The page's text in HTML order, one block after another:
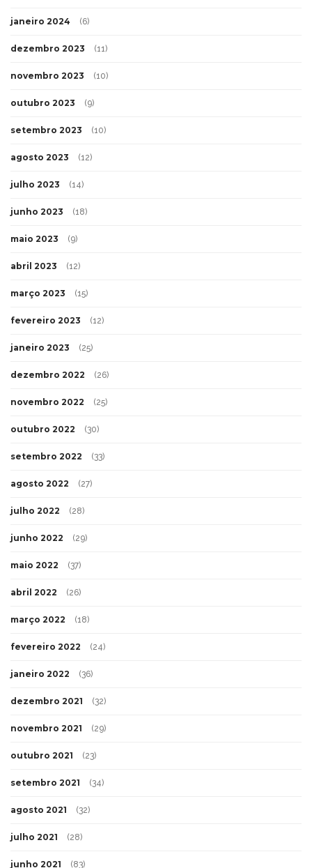
janeiro 2024 (6)
dezembro 2023 (11)
novembro 2023 (10)
outubro 2023 (9)
setembro 2023 (10)
agosto 2023 (12)
julho 2023 (14)
junho 2023 (18)
maio 2023 (9)
abril 2023 (12)
março 2023 (15)
fevereiro 2023 (12)
janeiro 2023 (25)
dezembro 2022 (26)
novembro 2022 (25)
outubro 2022 (30)
setembro 2022 (33)
agosto 2022 (27)
julho 2022 (28)
junho 2022 (29)
maio 2022 (37)
abril 2022 (26)
março 2022 (18)
fevereiro 2022 (24)
janeiro 2022 (36)
dezembro 2021 (32)
novembro 2021 (29)
outubro 2021 (23)
setembro 2021 (34)
agosto 2021 (32)
julho 2021 (28)
junho 2021 (83)